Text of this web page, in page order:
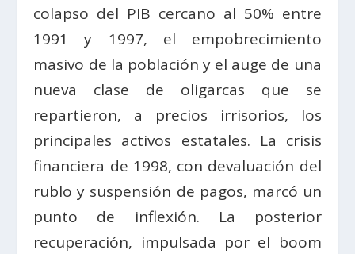
colapso del PIB cercano al 50% entre
1991 y 1997, el empobrecimiento
masivo de la población y el auge de una
nueva clase de oligarcas que se
repartieron, a precios irrisorios, los
principales activos estatales. La crisis
financiera de 1998, con devaluación del
rublo y suspensión de pagos, marcó un
punto de inflexión. La posterior
recuperación, impulsada por el boom